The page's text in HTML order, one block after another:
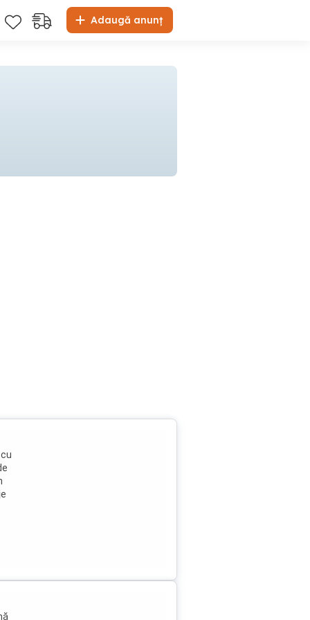
Adaugă anunț